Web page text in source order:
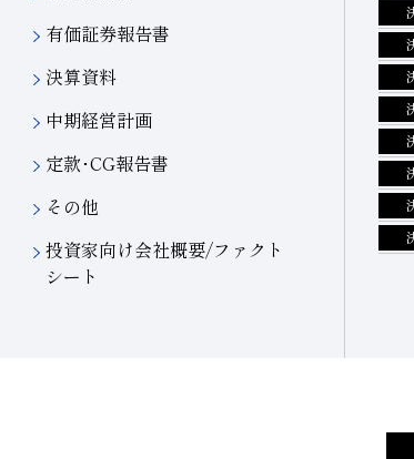
有価証券報告書
決算資料
中期経営計画
定款･CG報告書
その他
投資家向け会社概要/ファクト
シート